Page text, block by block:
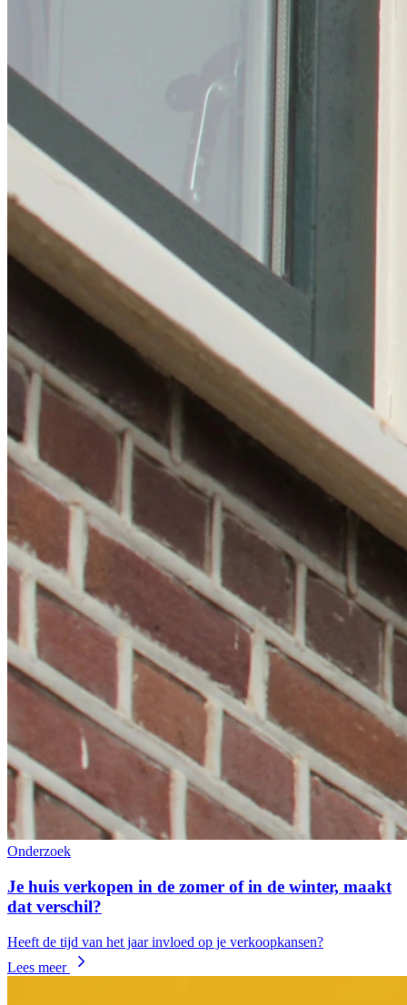
Onderzoek
Je huis verkopen in de zomer of in de winter, maakt
dat verschil?
Heeft de tijd van het jaar invloed op je verkoopkansen?
Lees meer